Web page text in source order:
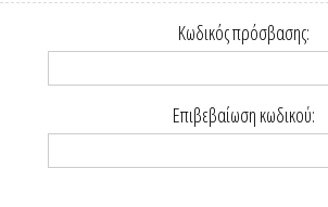
Κωδικός πρόσβασης:
Επιβεβαίωση κωδικού: